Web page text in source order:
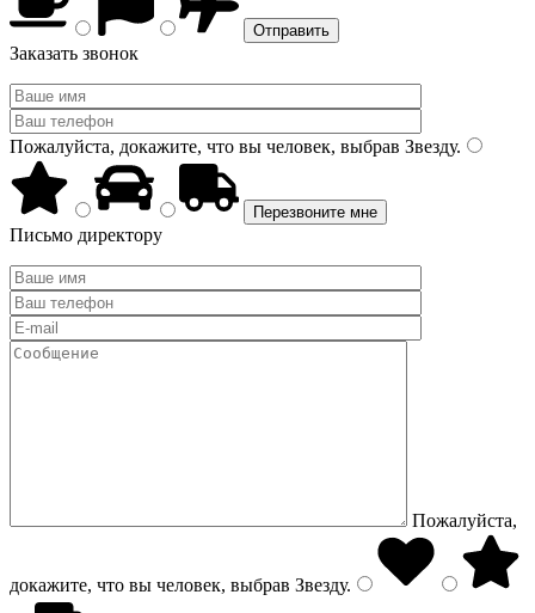
Заказать звонок
Пожалуйста, докажите, что вы человек, выбрав Звезду.
Письмо директору
Пожалуйста,
докажите, что вы человек, выбрав Звезду.